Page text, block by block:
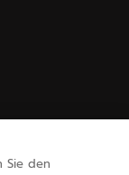
Sie den